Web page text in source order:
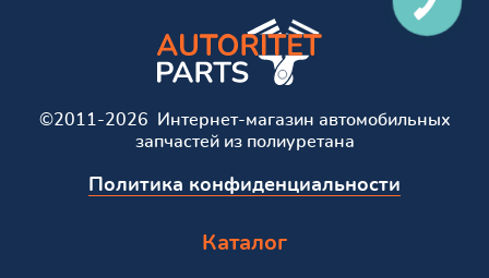
©2011-2026 Интернет-магазин автомобильных
запчастей из полиуретана
Политика конфиденциальности
Каталог